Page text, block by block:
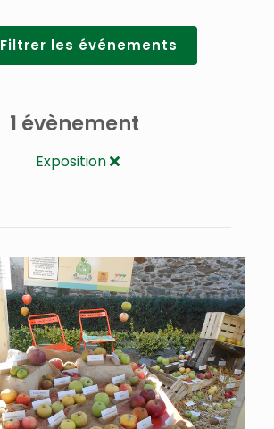
Filtrer les événements
1 évènement
Exposition